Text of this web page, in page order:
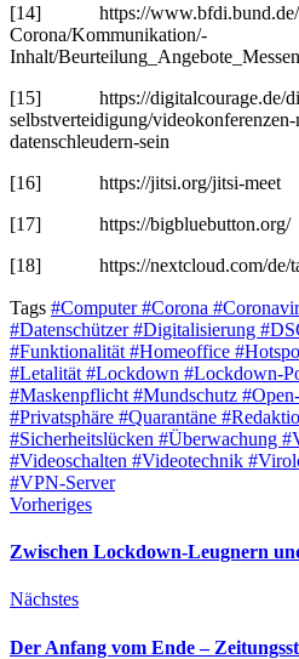
[14] https://www.bfdi.bund.de/
Corona/Kommunikation/­
Inhalt/
[15] https://digitalcourage.de/
selbstverteidigung/videokonferenzen-­
datenschleudern-sein
[16] https://jitsi.org/jitsi-meet
[17] https://bigbluebutton.org/
[18] https://nextcloud.com/de/
Tags #Computer#Corona
#Datenschützer#Digitalisierung
#Funktionalität #Homeoffice
#Letalität #Lockdown #Lockdown-
#Maskenpflicht #Mundschutz
#Privatsphäre #Quarantäne
#Sicherheitslücken #Überwachung
#Videoschalten #Videotechnik
#VPN-Server
Vorheriges
Zwischen Lockdown-Leugnern
Nächstes
Der Anfang vom Ende –